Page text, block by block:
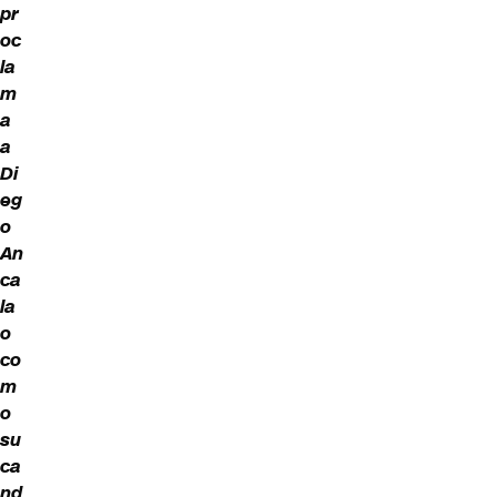
pr
oc
la
m
a
a
Di
eg
o
An
ca
la
o
co
m
o
su
ca